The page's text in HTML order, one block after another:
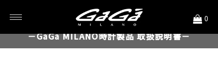
0
－GaGa MILANO時計製品 取扱説明書－